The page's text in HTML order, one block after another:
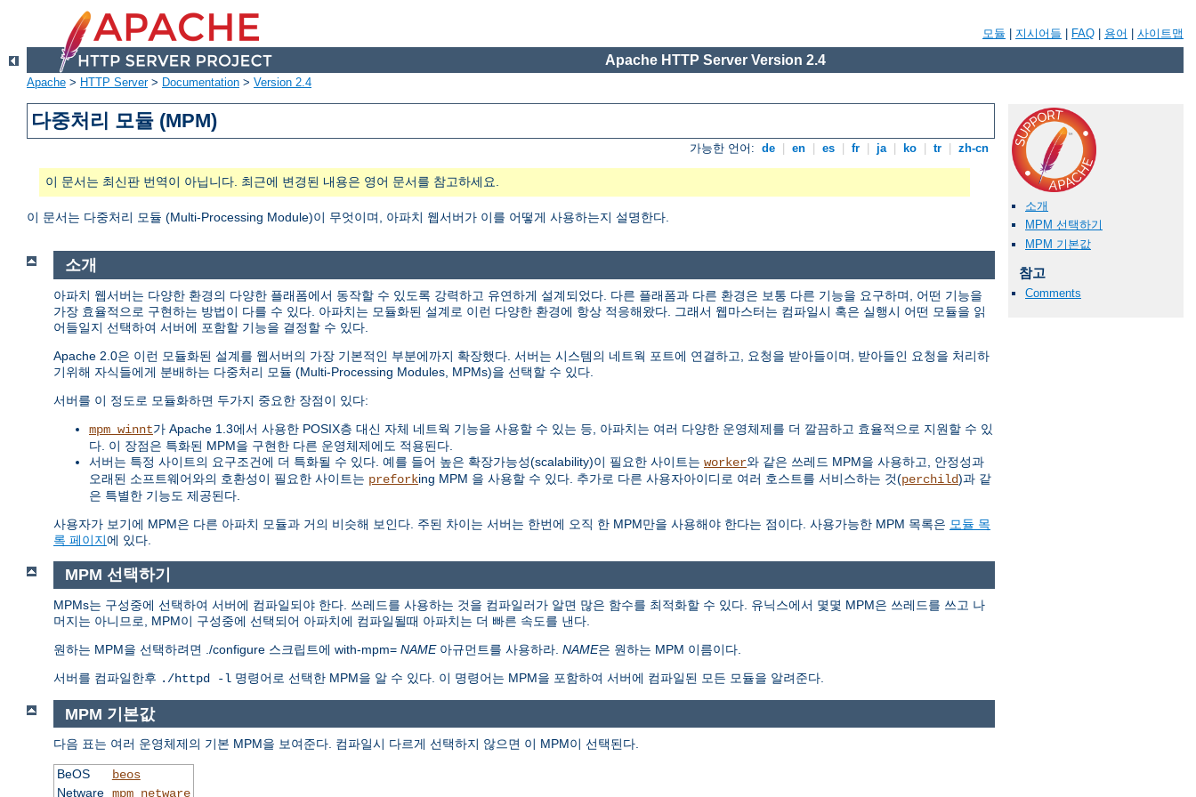
모듈 지시어들 FAQ 용어 사이트맵
Apache HTTP Server Version 2.4
Apache > HTTP Server> Documentation > Version 2.4
다중처리 모듈 (MPM)
가능한 언어: de en es fr ja ko tr zh-cn
이 문서는 최신판 번역이 아닙니다. 최근에 변경된 내용은 영어 문서를 참고하세요.
이 문서는 다중처리 모듈 (Multi-Processing Module)이 무엇이며, 아파치 웹서버가 이를 어떻게 사용하는지 설명한다.
소개
MPM 선택하기
MPM 기본값
참고
Comments
소개
아파치 웹서버는 다양한 환경의 다양한 플래폼에서 동작할 수 있도록 강력하고 유연하게 설계되었다. 다른 플래폼과 다른 환경은 보통 다른 기능을 요구하며, 어떤 기능을
가장 효율적으로 구현하는 방법이 다를 수 있다. 아파치는 모듈화된 설계로 이런 다양한 환경에 항상 적응해왔다. 그래서 웹마스터는 컴파일시 혹은 실행시 어떤 모듈을 읽
어들일지 선택하여 서버에 포함할 기능을 결정할 수 있다.
Apache 2.0은 이런 모듈화된 설계를 웹서버의 가장 기본적인 부분에까지 확장했다. 서버는 시스템의 네트웍 포트에 연결하고, 요청을 받아들이며, 받아들인 요청을 처리하
기위해 자식들에게 분배하는 다중처리 모듈 (Multi-Processing Modules, MPMs)을 선택할 수 있다.
서버를 이 정도로 모듈화하면 두가지 중요한 장점이 있다:
mpm_winnt가 Apache 1.3에서 사용한 POSIX층 대신 자체 네트웍 기능을 사용할 수 있는 등, 아파치는 여러 다양한 운영체제를 더 깔끔하고 효율적으로 지원할 수 있
다. 이 장점은 특화된 MPM을 구현한 다른 운영체제에도 적용된다.
서버는 특정 사이트의 요구조건에 더 특화될 수 있다. 예를 들어 높은 확장가능성(scalability)이 필요한 사이트는 worker와 같은 쓰레드 MPM을 사용하고, 안정성과
오래된 소프트웨어와의 호환성이 필요한 사이트는 preforking MPM 을 사용할 수 있다. 추가로 다른 사용자아이디로 여러 호스트를 서비스하는 것(perchild)과 같
은 특별한 기능도 제공된다.
사용자가 보기에 MPM은 다른 아파치 모듈과 거의 비슷해 보인다. 주된 차이는 서버는 한번에 오직 한 MPM만을 사용해야 한다는 점이다. 사용가능한 MPM 목록은 모듈 목
록 페이지에 있다.
MPM 선택하기
MPMs는 구성중에 선택하여 서버에 컴파일되야 한다. 쓰레드를 사용하는 것을 컴파일러가 알면 많은 함수를 최적화할 수 있다. 유닉스에서 몇몇 MPM은 쓰레드를 쓰고 나
머지는 아니므로, MPM이 구성중에 선택되어 아파치에 컴파일될때 아파치는 더 빠른 속도를 낸다.
원하는 MPM을 선택하려면 ./configure 스크립트에 with-mpm= NAME아규먼트를 사용하라. NAME은 원하는 MPM 이름이다.
서버를 컴파일한후 ./httpd -l 명령어로 선택한 MPM을 알 수 있다. 이 명령어는 MPM을 포함하여 서버에 컴파일된 모든 모듈을 알려준다.
MPM 기본값
다음 표는 여러 운영체제의 기본 MPM을 보여준다. 컴파일시 다르게 선택하지 않으면 이 MPM이 선택된다.
BeOS
beos
Netware mpm_netware